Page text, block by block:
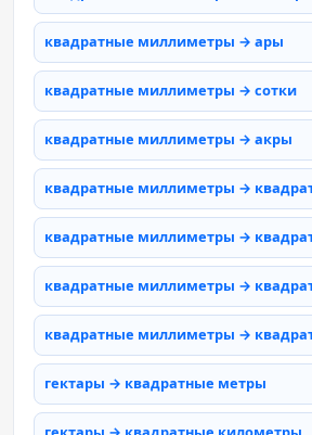
квадратные миллиметры → ары
квадратные миллиметры → сотки
квадратные миллиметры → акры
квадратные миллиметры →
квадратные миллиметры →
квадратные миллиметры →
квадратные миллиметры →
гектары → квадратные метры